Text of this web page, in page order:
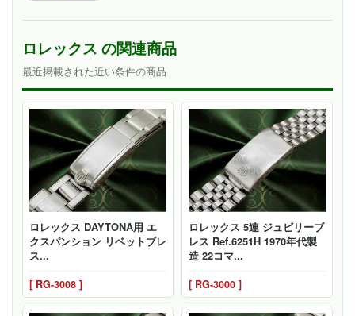
ロレックス の関連商品
最近掲載された近い条件の商品
ロレックス DAYTONA用 エ
クスパンション リベットブレ
ス...
[ RG-3008 ]
ロレックス 5連 ジュビリーブ
レス Ref.6251H 1970年代製
造 22コマ...
[ RG-3000 ]